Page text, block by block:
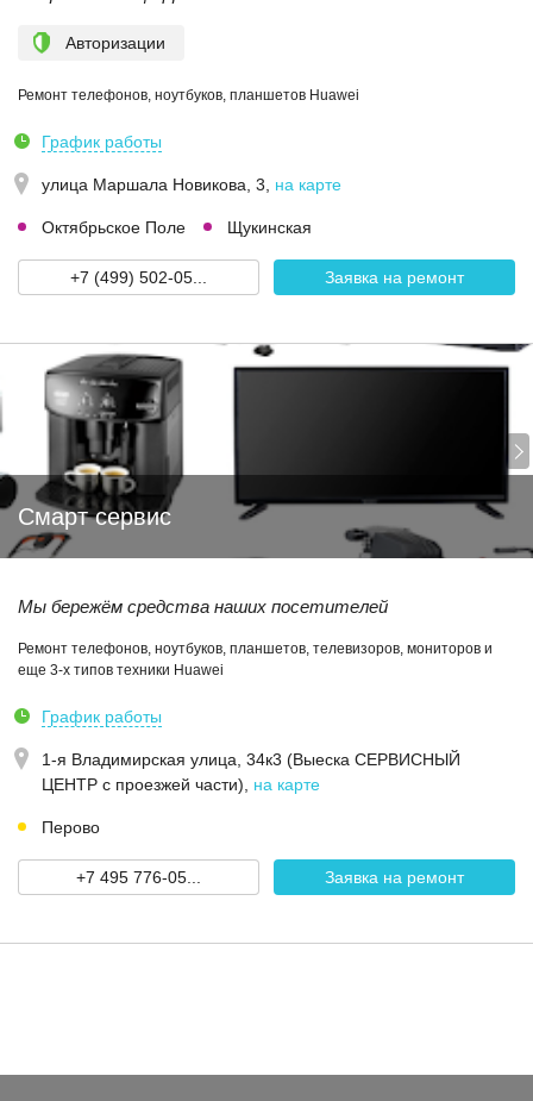
Авторизации
Ремонт телефонов, ноутбуков, планшетов Huawei
График работы
улица Маршала Новикова, 3 на карте
Октябрьское Поле Щукинская
+7 (499) 502-05... Заявка на ремонт
Смарт сервис
Мы бережём средства наших посетителей
Ремонт телефонов, ноутбуков, планшетов, телевизоров, мониторов и
еще 3-х типов техники Huawei
График работы
1-я Владимирская улица, 34к3 (Выеска СЕРВИСНЫЙ
ЦЕНТР с проезжей части)
на карте
Перово
+7 495 776-05... Заявка на ремонт